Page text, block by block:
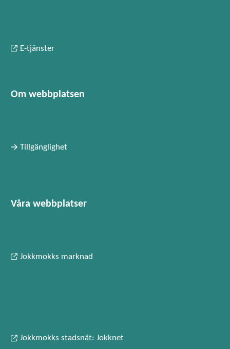
E-tjänster
Om webbplatsen
Tillgänglighet
Våra webbplatser
Jokkmokks marknad
Jokkmokks stadsnät: Jokknet